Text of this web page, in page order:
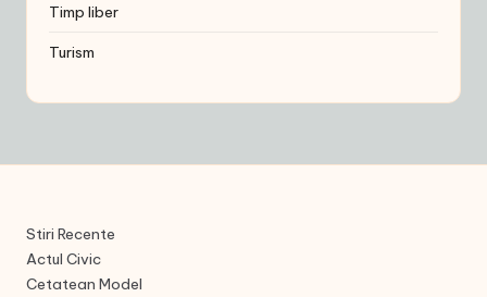
Timp liber
Turism
Stiri Recente
Actul Civic
Cetatean Model